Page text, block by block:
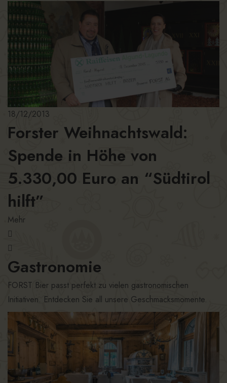
18/12/2013
Forster Weihnachtswald:
Spende in Höhe von
5.330,00 Euro an “Südtirol
hilft”
Mehr
Gastronomie
FORST Bier passt perfekt zu vielen gastronomischen
Initiativen. Entdecken Sie all unsere Geschmacksmomente.